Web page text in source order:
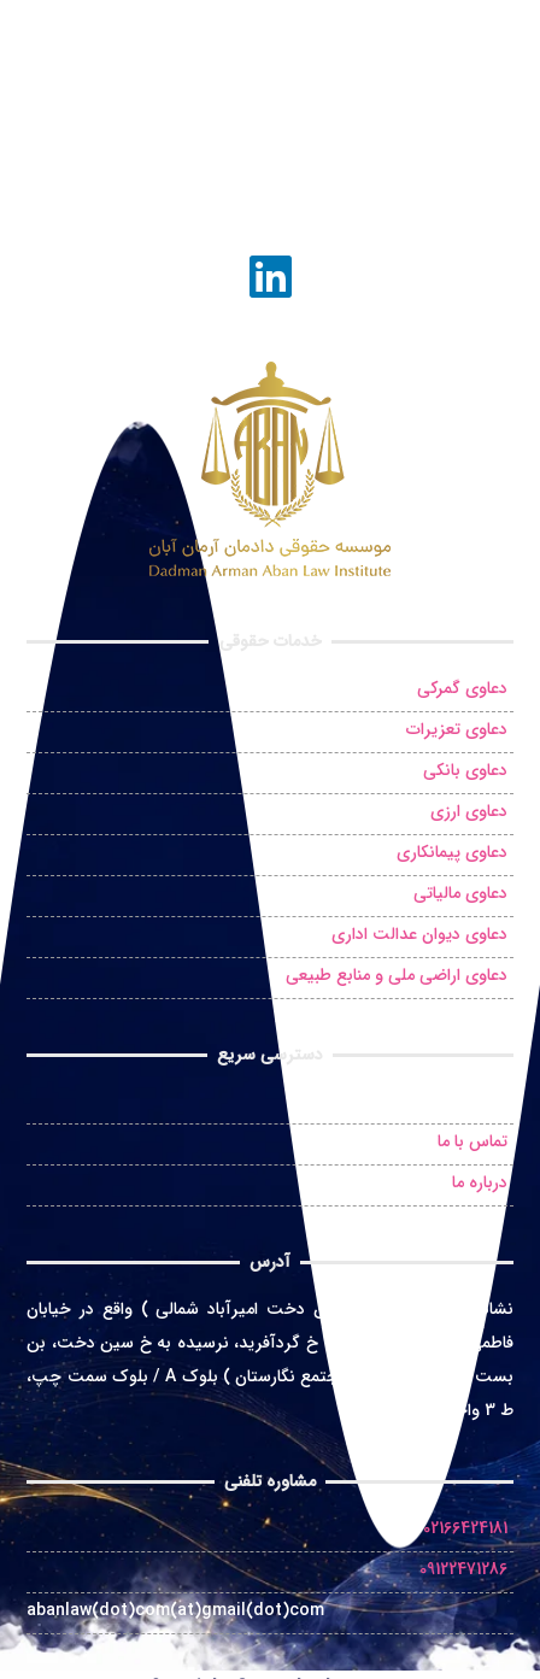
خدمات حقوقی
دعاوی گمرکی
دعاوی تعزیرات
دعاوی بانکی
دعاوی ارزی
دعاوی پیمانکاری
دعاوی مالیاتی
دعاوی دیوان عدالت اداری
دعاوی اراضی ملی و منابع طبیعی
دسترسی سریع
تماس با ما
درباره ما
آدرس
نشانی
تهران ( محله سین دخت امیرآباد شمالی ) واقع در خیابان
فاطمی غربی، خ اعتماد زاده، خ گردآفرید، نرسیده به خ سین دخت، بن
بست بهشت، پلاک 4 ( مجتمع نگارستان ) بلوک A / بلوک سمت چپ،
ط 3 واحد 10
مشاوره تلفنی
02166424181
09122471286
abanlaw(dot)com(at)gmail(dot)com